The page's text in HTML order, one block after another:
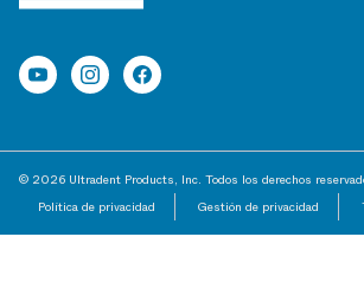
© 2026 Ultradent Products, Inc. Todos los derechos
Política de privacidad
Gestión de privacidad